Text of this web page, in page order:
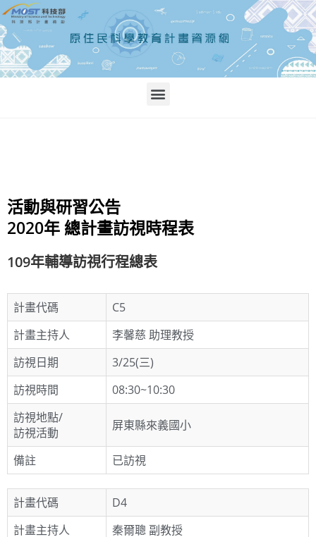
活動與研習公告
2020年 總計畫訪視時程表
109年輔導訪視行程總表
計畫代碼
C5
計畫主持人
李馨慈 助理教授
訪視日期
3/25(三)
訪視時間
08:30~10:30
訪視地點/
訪視活動
屏東縣來義國小
備註 已訪視
計畫代碼
D4
計畫主持人
秦爾聰 副教授